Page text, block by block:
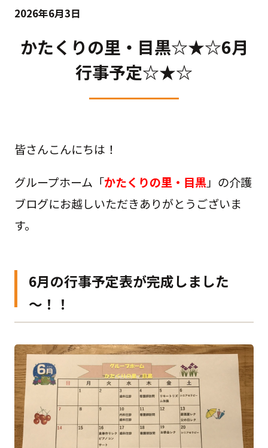
2026年6月3日
かたくりの里・目黒☆★☆6月
行事予定☆★☆
皆さんこんにちは！
グループホーム「かたくりの里・目黒」の介護
ブログにお越しいただきありがとうございま
す。
6月の行事予定表が完成しました
～！！